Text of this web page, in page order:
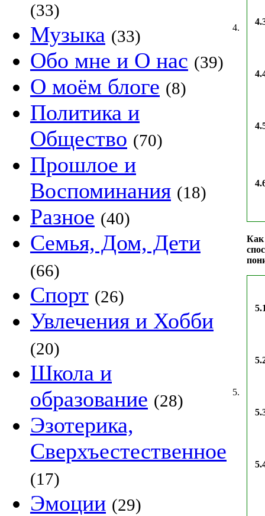
(33)
Музыка (33)
Обо мне и О нас (39)
О моём блоге (8)
Политика и
Общество (70)
Прошлое и
Воспоминания (18)
Разное (40)
Семья, Дом, Дети
(66)
Спорт (26)
Увлечения и Хобби
(20)
Школа и
образование (28)
Эзотерика,
Сверхъестественное
(17)
Эмоции (29)
4.
5.
Как